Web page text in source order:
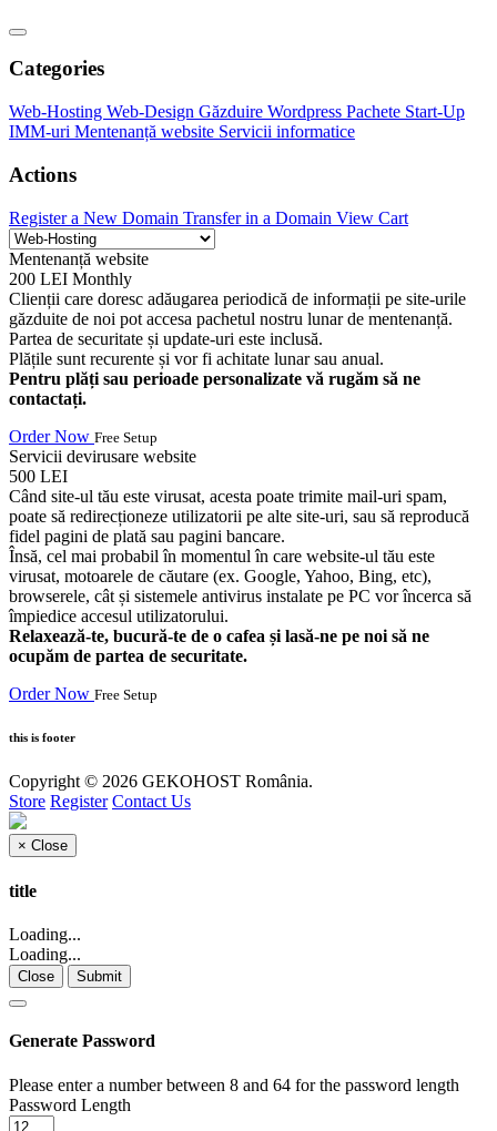
Categories
Web-Hosting Web-Design Găzduire Wordpress Pachete Start-Up
IMM-uri Mentenanță website Servicii informatice
Actions
Register a New Domain Transfer in a Domain View Cart
Mentenanță website
200 LEI Monthly
Clienții care doresc adăugarea periodică de informații pe site-urile
găzduite de noi pot accesa pachetul nostru lunar de mentenanță.
Partea de securitate și update-uri este inclusă.
Plățile sunt recurente și vor fi achitate lunar sau anual.
Pentru plăți sau perioade personalizate vă rugăm să ne
contactați.
Order Now Free Setup
Servicii devirusare website
500 LEI
Când site-ul tău este virusat, acesta poate trimite mail-uri spam,
poate să redirecționeze utilizatorii pe alte site-uri, sau să reproducă
fidel pagini de plată sau pagini bancare.
Însă, cel mai probabil în momentul în care website-ul tău este
virusat, motoarele de căutare (ex. Google, Yahoo, Bing, etc),
browserele, cât și sistemele antivirus instalate pe PC vor încerca să
împiedice accesul utilizatorului.
Relaxează-te, bucură-te de o cafea și lasă-ne pe noi să ne
ocupăm de partea de securitate.
Order Now Free Setup
this is footer
Copyright © 2026 GEKOHOST România.
Store Register Contact Us
× Close
title
Loading...
Loading...
Close Submit
Generate Password
Please enter a number between 8 and 64 for the password length
Password Length